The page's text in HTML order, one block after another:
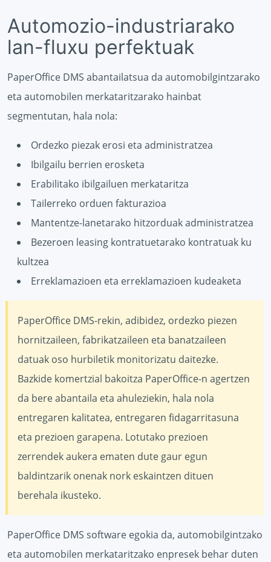
Automozio-industriarako
lan-fluxu perfektuak
PaperOffice DMS abantailatsua da automobilgintzarako
eta automobilen merkataritzarako hainbat
segmentutan, hala nola:
Ordezko piezak erosi eta administratzea
Ibilgailu berrien erosketa
Erabilitako ibilgailuen merkataritza
Tailerreko orduen fakturazioa
Mantentze-lanetarako hitzorduak administratzea
Bezeroen leasing kontratuetarako kontratuak ku
kultzea
Erreklamazioen eta erreklamazioen kudeaketa
PaperOffice DMS-rekin, adibidez, ordezko piezen
hornitzaileen, fabrikatzaileen eta banatzaileen
datuak oso hurbiletik monitorizatu daitezke.
Bazkide komertzial bakoitza PaperOffice-n agertzen
da bere abantaila eta ahuleziekin, hala nola
entregaren kalitatea, entregaren fidagarritasuna
eta prezioen garapena. Lotutako prezioen
zerrendek aukera ematen dute gaur egun
baldintzarik onenak nork eskaintzen dituen
berehala ikusteko.
PaperOffice DMS software egokia da, automobilgintzako
eta automobilen merkataritzako enpresek behar duten